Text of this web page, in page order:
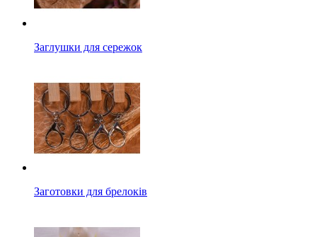
Заглушки для сережок
Заготовки для брелоків